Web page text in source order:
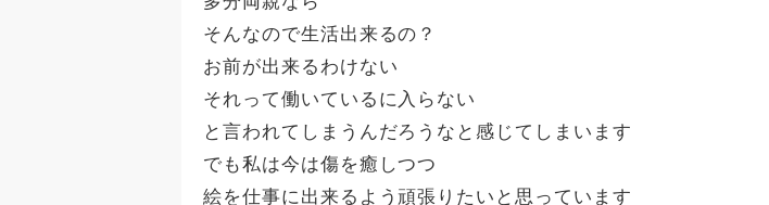
そんなので生活出来るの？
お前が出来るわけない
それって働いているに入らない
と言われてしまうんだろうなと感じてしまいます
でも私は今は傷を癒しつつ
絵を仕事に出来るよう頑張りたいと思っています